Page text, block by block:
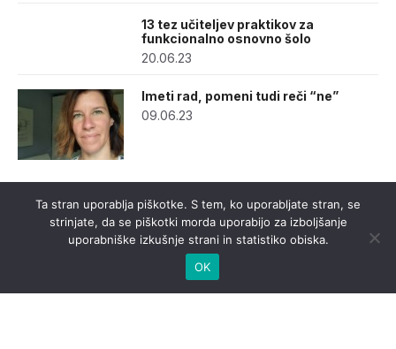
13 tez učiteljev praktikov za
funkcionalno osnovno šolo
20.06.23
Imeti rad, pomeni tudi reči “ne”
09.06.23
Ta stran uporablja piškotke. S tem, ko uporabljate stran, se
strinjate, da se piškotki morda uporabijo za izboljšanje
uporabniške izkušnje strani in statistiko obiska.
OK